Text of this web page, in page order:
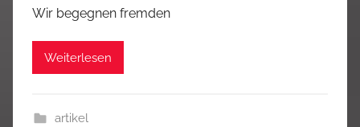
Wir begegnen fremden
Weiterlesen
artikel